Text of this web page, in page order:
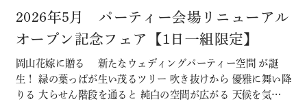
2026年5月 パーティー会場リニューアル
オープン記念フェア【1日一組限定】
岡山花嫁に贈る 新たなウェディングパーティー空間 が誕
生！ 緑の葉っぱが生い茂るツリー 吹き抜けから 優雅に舞い降
りる 大らせん階段を通ると 純白の空間が広がる 天候を気にし